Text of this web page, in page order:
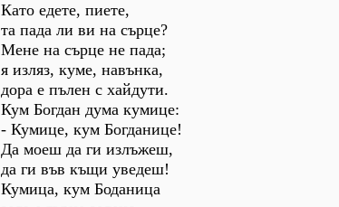
Като едете, пиете,
та пада ли ви на сърце?
Мене на сърце не пада;
я изляз, куме, навънка,
дора е пълен с хайдути.
Кум Богдан дума кумице:
- Кумице, кум Богданице!
Да моеш да ги излъжеш,
да ги във къщи уведеш!
Кумица, кум Боданица